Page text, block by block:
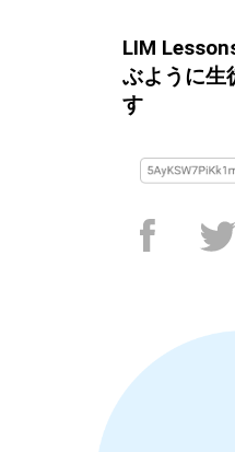
LIM
ぶように生
す